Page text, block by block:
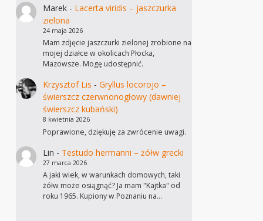
Marek- Lacerta viridis – jaszczurka
zielona
24 maja 2026
Mam zdjęcie jaszczurki zielonej zrobione na
mojej działce w okolicach Płocka,
Mazowsze. Mogę udostępnić.
Krzysztof Lis - Gryllus locorojo –
świerszcz czerwnonogłowy (dawniej
świerszcz kubański)
8 kwietnia 2026
Poprawione, dziękuję za zwrócenie uwagi.
Lin - Testudo hermanni – żółw grecki
27 marca 2026
A jaki wiek, w warunkach domowych, taki
żółw może osiągnąć? Ja mam "Kajtka" od
roku 1965. Kupiony w Poznaniu na…